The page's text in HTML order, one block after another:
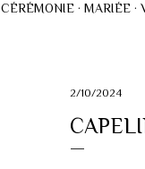
CÉRÉMONIE MARIÉE
2/10/2024